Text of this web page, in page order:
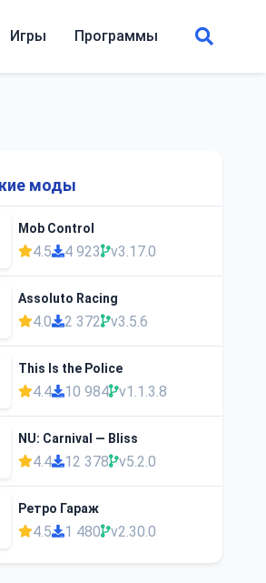
Игры Программы
моды
Mob Control
4.5 4 923 v3.17.0
Assoluto Racing
4.0 2 372 v3.5.6
This Is the Police
4.4 10 984 v1.1.3.8
NU: Carnival — Bliss
4.4 12 378 v5.2.0
Ретро Гараж
4.5 1 480 v2.30.0